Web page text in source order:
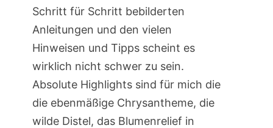
Schritt für Schritt bebilderten
Anleitungen und den vielen
Hinweisen und Tipps scheint es
wirklich nicht schwer zu sein.
Absolute Highlights sind für mich die
die ebenmäßige Chrysantheme, die
wilde Distel, das Blumenrelief in